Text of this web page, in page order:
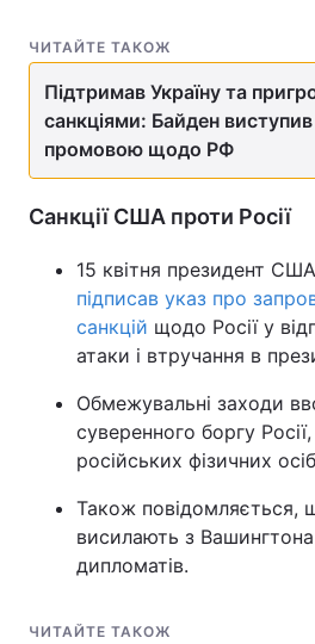
ЧИТАЙТЕ ТАКОЖ
Підтримав Україну та
санкціями: Байден виступив
промовою щодо РФ
Санкції США проти Росії
15 квітня президент
підписав указ про
санкцій щодо Росії у
атаки і втручання в
Обмежувальні заходи
суверенного боргу
російських фізичних
Також повідомляється,
висилають з
дипломатів.
ЧИТАЙТЕ ТАКОЖ